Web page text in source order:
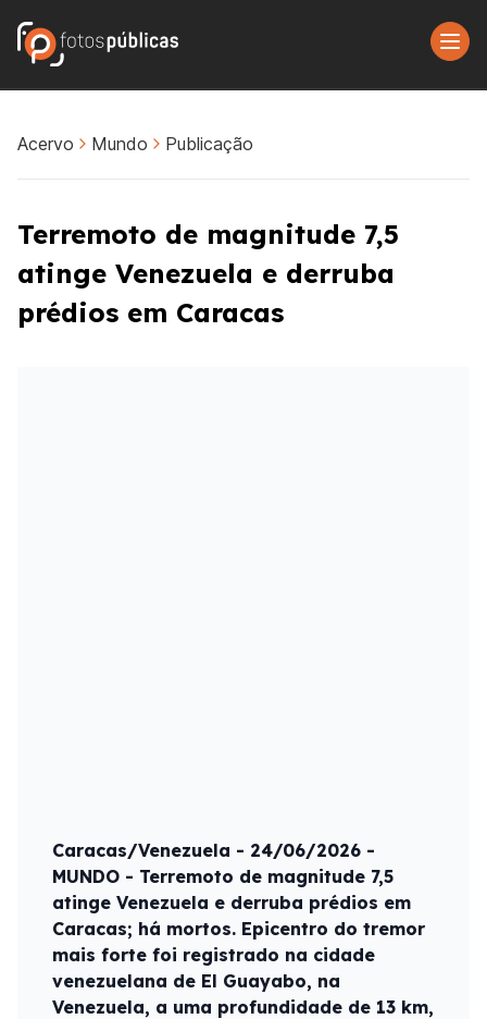
Acervo Mundo Publicação
Terremoto de magnitude 7,5
atinge Venezuela e derruba
prédios em Caracas
Caracas/Venezuela - 24/06/2026 -
MUNDO - Terremoto de magnitude 7,5
atinge Venezuela e derruba prédios em
Caracas; há mortos. Epicentro do tremor
mais forte foi registrado na cidade
venezuelana de El Guayabo, na
Venezuela, a uma profundidade de 13 km,